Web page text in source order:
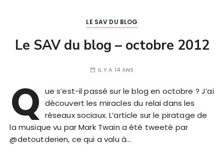
LE SAV DU BLOG
Le SAV du blog – octobre 2012
IL Y A 14 ANS
Q ue s’est-il passé sur le blog en octobre ? J’ai
découvert les miracles du relai dans les
réseaux sociaux. L’article sur le piratage de
la musique vu par Mark Twain a été tweeté par
@detoutderien, ce qui a valu à…